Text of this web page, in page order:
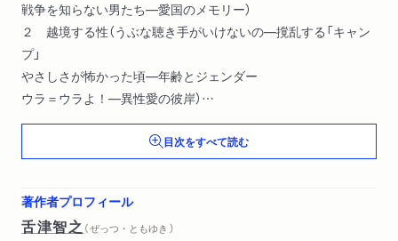
戦争を知らない男たち―愛国のメモリー）
２ 越境する性（うぶな聴き手がいけないの―撹乱する「キャン
プ」
やさしさが怖かった頃―年齢とジェンダー
ウラ＝ウラよ！―異性愛の彼岸）
３ 欲望の時空（黒いインクがきれいな歌―文字と郵便
いいえ、欲しいの！ダイヤも―女性と都市
季節に褪せない心があれば、歌ってどんなに不幸かしら―抒情
目次をすべて読む
著作者プロフィール
舌津智之 （ ぜっつ・ともゆき ）